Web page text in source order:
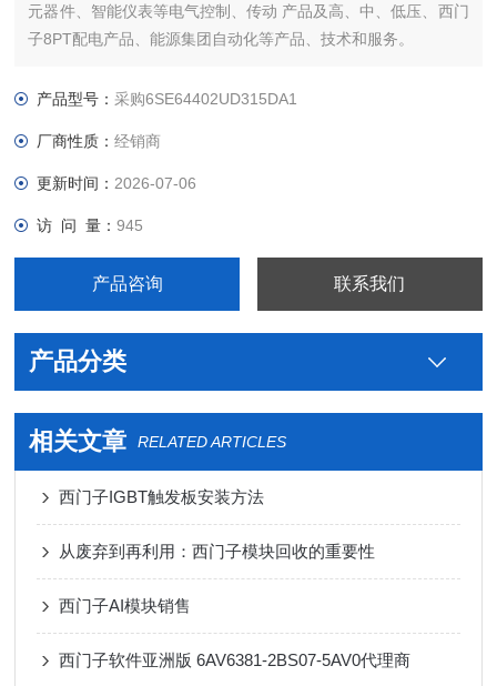
元器件、智能仪表等电气控制、传动 产品及高、中、低压、西门
子8PT配电产品、能源集团自动化等产品、技术和服务。
自动化控制、网络通讯、变频电机、低压元器件、智能仪表等电
集团自
产品型号： 采购6SE64402UD315DA1
厂商性质：经销商
更新时间： 2026-07-06
访 问 量：945
产品咨询 联系我们
产品分类
相关文章 RELATED ARTICLES
西门子IGBT触发板安装方法
从废弃到再利用：西门子模块回收的重要性
西门子AI模块销售
西门子软件亚洲版 6AV6381-2BS07-5AV0代理商